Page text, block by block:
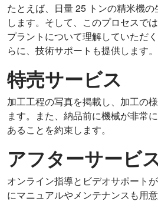
たとえば、日量 25 トンの精米機
します。そして、このプロセスで
プラントについて理解していただ
らに、技術サポートも提供します。
特売サービス
加工工程の写真を掲載し、加工の
ます。また、納品前に機械が非常
あることを約束します。
アフターサービ
オンライン指導とビデオサポート
にマニュアルやメンテナンスも用意